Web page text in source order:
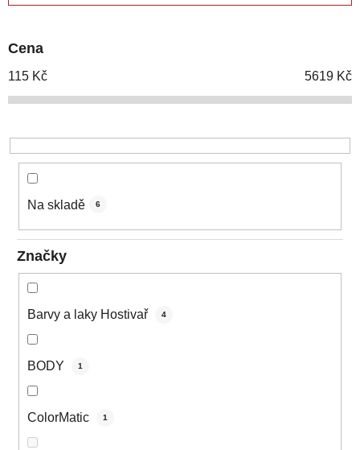
r
o
d
k
Cena
115 Kč 5619 Kč
Na skladě 6
Značky
Barvy a laky Hostivař 4
BODY 1
ColorMatic 1